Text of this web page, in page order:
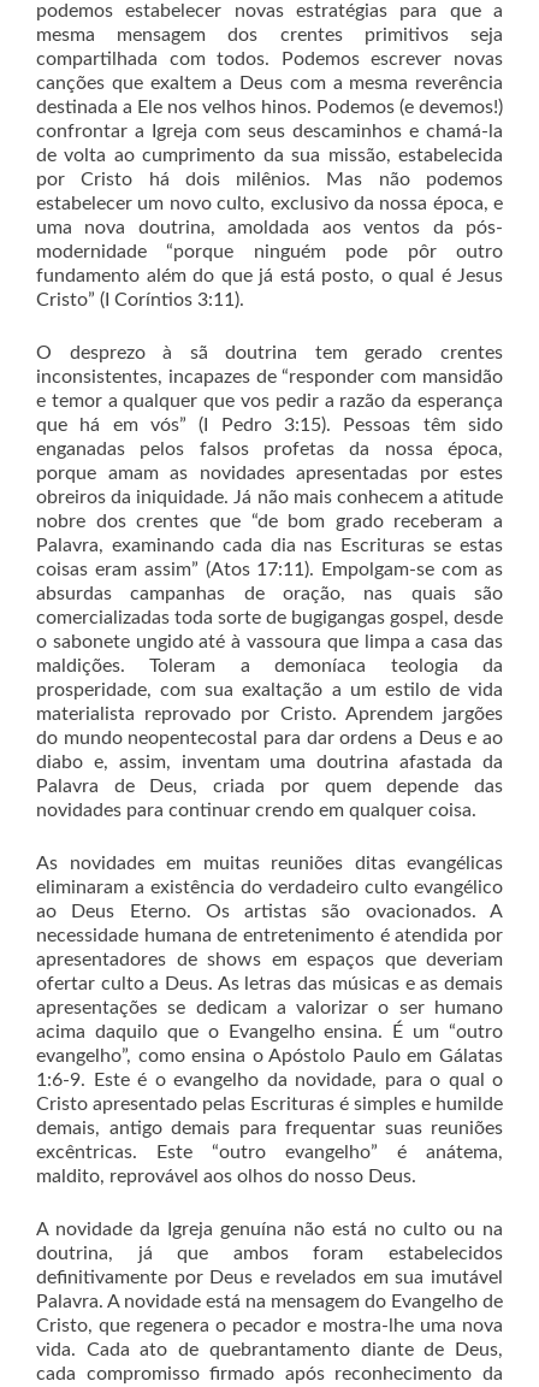
podemos estabelecer novas estratégias para que a
mesma mensagem dos crentes primitivos seja
compartilhada com todos. Podemos escrever novas
canções que exaltem a Deus com a mesma reverência
destinada a Ele nos velhos hinos. Podemos (e devemos!)
confrontar a Igreja com seus descaminhos e chamá-la
de volta ao cumprimento da sua missão, estabelecida
por Cristo há dois milênios. Mas não podemos
estabelecer um novo culto, exclusivo da nossa época, e
uma nova doutrina, amoldada aos ventos da pós-
modernidade “porque ninguém pode pôr outro
fundamento além do que já está posto, o qual é Jesus
Cristo” (I Coríntios 3:11).
O desprezo à sã doutrina tem gerado crentes
inconsistentes, incapazes de “responder com mansidão
e temor a qualquer que vos pedir a razão da esperança
que há em vós” (I Pedro 3:15). Pessoas têm sido
enganadas pelos falsos profetas da nossa época,
porque amam as novidades apresentadas por estes
obreiros da iniquidade. Já não mais conhecem a atitude
nobre dos crentes que “de bom grado receberam a
Palavra, examinando cada dia nas Escrituras se estas
coisas eram assim” (Atos 17:11). Empolgam-se com as
absurdas campanhas de oração, nas quais são
comercializadas toda sorte de bugigangas gospel, desde
o sabonete ungido até à vassoura que limpa a casa das
maldições. Toleram a demoníaca teologia da
prosperidade, com sua exaltação a um estilo de vida
materialista reprovado por Cristo. Aprendem jargões
do mundo neopentecostal para dar ordens a Deus e ao
diabo e, assim, inventam uma doutrina afastada da
Palavra de Deus, criada por quem depende das
novidades para continuar crendo em qualquer coisa.
As novidades em muitas reuniões ditas evangélicas
eliminaram a existência do verdadeiro culto evangélico
ao Deus Eterno. Os artistas são ovacionados. A
necessidade humana de entretenimento é atendida por
apresentadores de shows em espaços que deveriam
ofertar culto a Deus. As letras das músicas e as demais
apresentações se dedicam a valorizar o ser humano
acima daquilo que o Evangelho ensina. É um “outro
evangelho”, como ensina o Apóstolo Paulo em Gálatas
1:6-9. Este é o evangelho da novidade, para o qual o
Cristo apresentado pelas Escrituras é simples e humilde
demais, antigo demais para frequentar suas reuniões
excêntricas. Este “outro evangelho” é anátema,
maldito, reprovável aos olhos do nosso Deus.
A novidade da Igreja genuína não está no culto ou na
doutrina, já que ambos foram estabelecidos
definitivamente por Deus e revelados em sua imutável
Palavra. A novidade está na mensagem do Evangelho de
Cristo, que regenera o pecador e mostra-lhe uma nova
vida. Cada ato de quebrantamento diante de Deus,
cada compromisso firmado após reconhecimento da